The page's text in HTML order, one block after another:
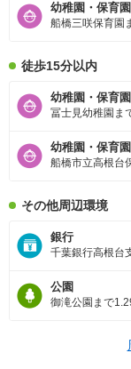
幼稚園・保育園
船橋三咲保育園
徒歩15分以内
幼稚園・保育園
冨士見幼稚園ま
幼稚園・保育園
船橋市立高根台
その他周辺環境
銀行
千葉銀行高根台
公園
御滝公園まで